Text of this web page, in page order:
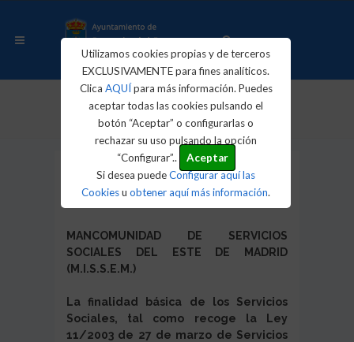
Utilizamos cookies propias y de terceros
EXCLUSIVAMENTE para fines analíticos.
Clica AQUÍ para más información. Puedes
aceptar todas las cookies pulsando el
botón “Aceptar” o configurarlas o
rechazar su uso pulsando la opción
“Configurar”..
Aceptar
Si desea puedeConfigurar aquí las
Cookiesuobtener aquí más información.
Servicios Sociales
Servicios Sociales
MANCOMUNIDAD DE SERVICIOS
SOCIALES DEL ESTE DE MADRID
(M.I.S.S.E.M.)
La finalidad básica de los Servicios
Sociales, tal como recoge la Ley
11/2003 de 27 de marzo de Servicios